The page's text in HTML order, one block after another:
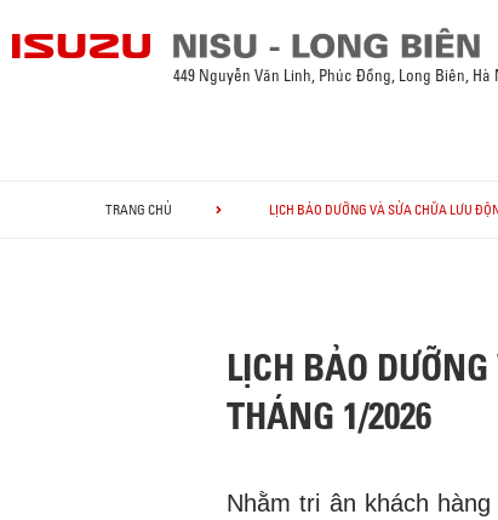
449 Nguyễn Văn Linh, Phúc Đồng, Long Biên, Hà
TRANG CHỦ LỊCH BẢO DƯỠNG VÀ SỬA CHỮA LƯU
LỊCH BẢO
THÁNG 1/2026
Nhằm tri ân khách